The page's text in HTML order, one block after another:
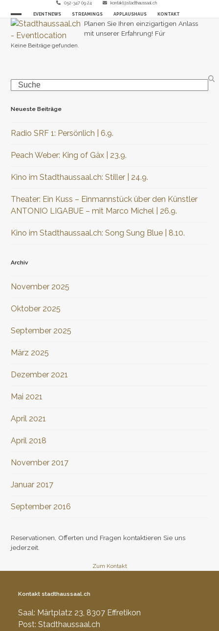
content
052-347 09 24 kontakt@stadthaussaal.ch
EVENTNEWS STREAMINGS APPLAUSHAUS KONTAKT
Open
mobile
Close
mobile
Keine Beiträge gefunden.
Search
Neueste Beiträge
Radio SRF 1: Persönlich | 6.9.
Peach Weber: King of Gäx | 23.9.
Kino im Stadthaussaal.ch: Stiller | 24.9.
Theater: Ein Kuss – Einmannstück über den Künstler
ANTONIO LIGABUE – mit Marco Michel | 26.9.
Kino im Stadthaussaal.ch: Song Sung Blue | 8.10.
Archiv
November 2025
Oktober 2025
September 2025
März 2025
Dezember 2021
Mai 2021
April 2021
April 2018
November 2017
Januar 2017
September 2016
Planen Sie Ihren einzigartigen Anlass
mit unserer Erfahrung! Für
Reservationen, Offerten und Fragen kontaktieren Sie uns
jederzeit.
Zum Kontakt
Kontakt stadthaussaal.ch
Saal: Märtplatz 23, 8307 Effretikon
Post: Stadthaussaal.ch